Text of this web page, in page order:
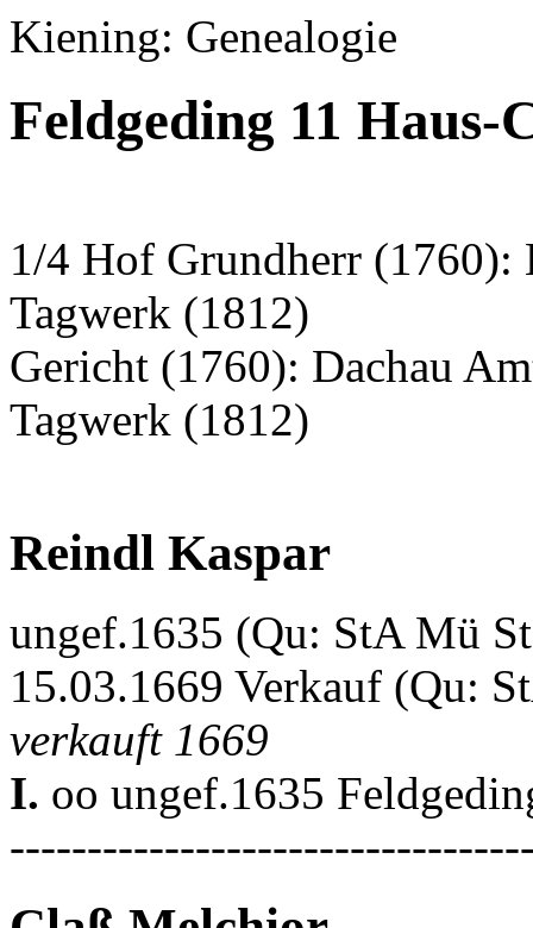
Kiening: Genealogie
Feldgeding 11
1/4 Hof Grundherr
Tagwerk (1812)
Gericht (1760): Dachau
Tagwerk (1812)
Reindl Kaspar
ungef.1635 (Qu: StA Mü
15.03.1669 Verkauf (Qu:
verkauft 1669
I. oo ungef.1635